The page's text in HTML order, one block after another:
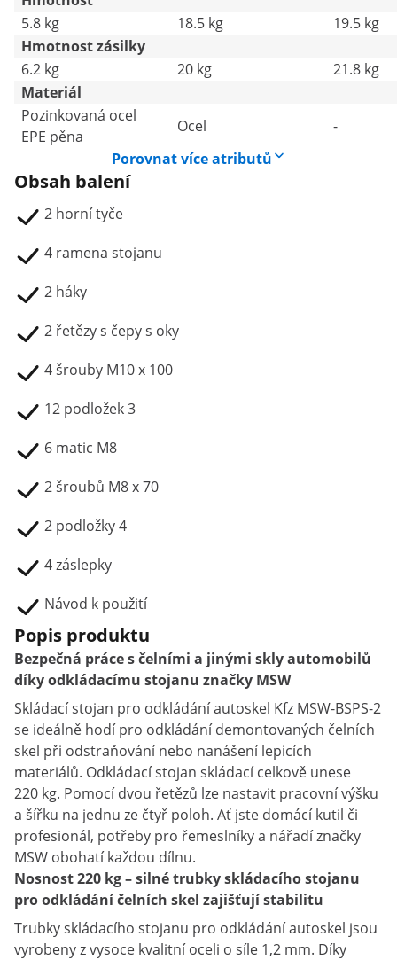
5.8 kg
18.5 kg
19.5 kg
Hmotnost zásilky
6.2 kg
20 kg
21.8 kg
Materiál
Pozinkovaná ocel
EPE pěna
Ocel
-
Porovnat více atributů
Obsah balení
2 horní tyče
4 ramena stojanu
2 háky
2 řetězy s čepy s oky
4 šrouby M10 x 100
12 podložek 3
6 matic M8
2 šroubů M8 x 70
2 podložky 4
4 záslepky
Návod k použití
Popis produktu
Bezpečná práce s čelními a jinými skly automobilů
díky odkládacímu stojanu značky MSW
Skládací stojan pro odkládání autoskel Kfz MSW-BSPS-2
se ideálně hodí pro odkládání demontovaných čelních
skel při odstraňování nebo nanášení lepicích
materiálů. Odkládací stojan skládací celkově unese
220 kg. Pomocí dvou řetězů lze nastavit pracovní výšku
a šířku na jednu ze čtyř poloh. Ať jste domácí kutil či
profesionál, potřeby pro řemeslníky a nářadí značky
MSW obohatí každou dílnu.
Nosnost 220 kg – silné trubky skládacího stojanu
pro odkládání čelních skel zajišťují stabilitu
Trubky skládacího stojanu pro odkládání autoskel jsou
vyrobeny z vysoce kvalitní oceli o síle 1,2 mm. Díky